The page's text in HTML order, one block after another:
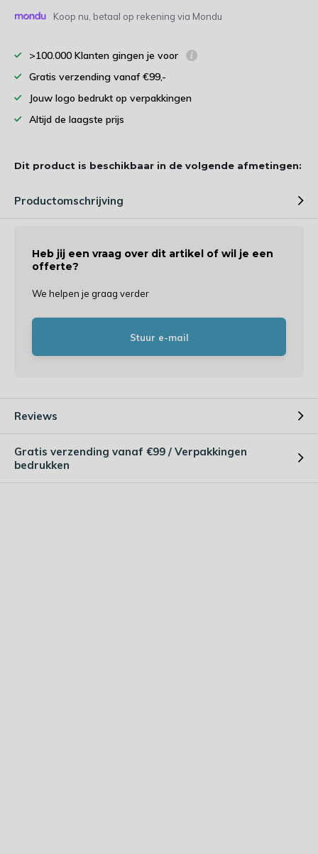
Koop nu, betaal op rekening via Mondu
>100.000 Klanten gingen je voor
Gratis verzending vanaf €99,-
Jouw logo bedrukt op verpakkingen
Altijd de laagste prijs
Dit product is beschikbaar in de volgende afmetingen:
Productomschrijving
Heb jij een vraag over dit artikel of wil je een
offerte?
We helpen je graag verder
Stuur e-mail
Reviews
Gratis verzending vanaf €99 / Verpakkingen
bedrukken